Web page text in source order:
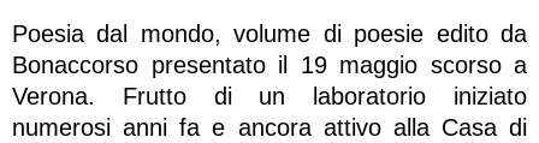
Poesia dal mondo, volume di poesie edito da
Bonaccorso presentato il 19 maggio scorso a
Verona. Frutto di un laboratorio iniziato
numerosi anni fa e ancora attivo alla Casa di